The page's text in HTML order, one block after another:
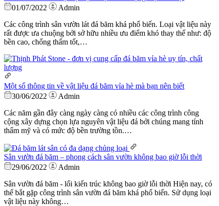
01/07/2022
Admin
Các công trình sân vườn lát đá băm khá phổ biến. Loại vật liệu này
rất được ưa chuộng bởi sở hữu nhiều ưu điểm khó thay thế như: độ
bền cao, chống thấm tốt,…
Một số thông tin về vật liệu đá băm vỉa hè mà bạn nên biết
30/06/2022
Admin
Các năm gần đây càng ngày càng có nhiều các công trình công
cộng xây dựng chọn lựa nguyên vật liệu đá bởi chúng mang tính
thẩm mỹ và có mức độ bền trường tồn.…
Sân vườn đá băm – phong cách sân vườn không bao giờ lỗi thời
29/06/2022
Admin
Sân vườn đá băm - lối kiến trúc không bao giờ lỗi thời Hiện nay, có
thể bắt gặp công trình sân vườn đá băm khá phổ biến. Sử dụng loại
vật liệu này không…